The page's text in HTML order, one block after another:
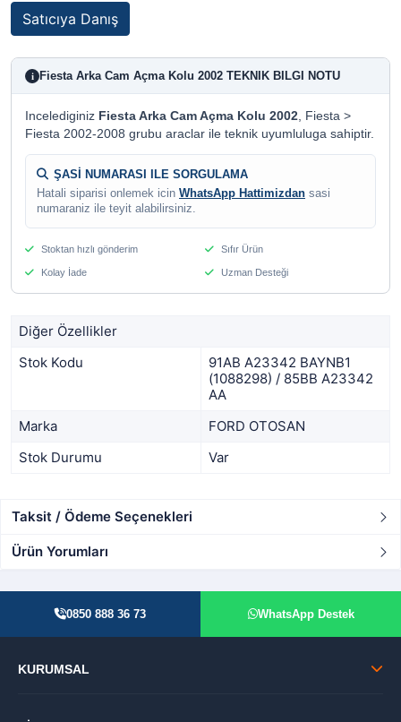
Satıcıya Danış
i Fiesta Arka Cam Açma Kolu 2002 TEKNIK BILGI NOTU
Incelediginiz Fiesta Arka Cam Açma Kolu 2002, Fiesta >
Fiesta 2002-2008 grubu araclar ile teknik uyumluluga sahiptir.
ŞASİ NUMARASI ILE SORGULAMA
Hatali siparisi onlemek icin WhatsApp Hattimizdan sasi
numaraniz ile teyit alabilirsiniz.
Stoktan hızlı gönderim Sıfır Ürün
Kolay İade Uzman Desteği
Diğer Özellikler
Stok Kodu
91AB A23342 BAYNB1
(1088298) / 85BB A23342
AA
Marka
FORD OTOSAN
Stok Durumu
Var
Taksit / Ödeme Seçenekleri
Ürün Yorumları
0850 888 36 73 WhatsApp Destek
KURUMSAL